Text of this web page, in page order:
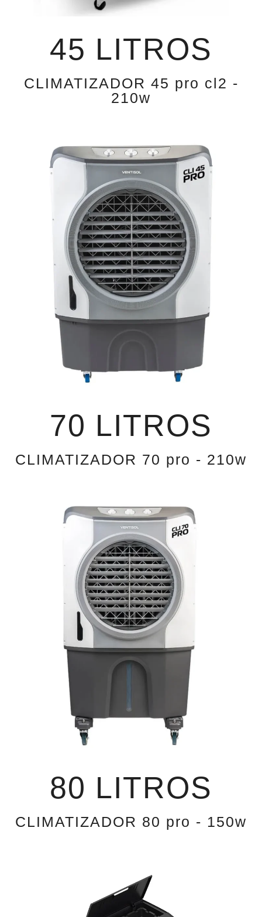
45 LITROS
CLIMATIZADOR 45 pro cl2 -
210w
70 LITROS
CLIMATIZADOR 70 pro - 210w
80 LITROS
CLIMATIZADOR 80 pro - 150w